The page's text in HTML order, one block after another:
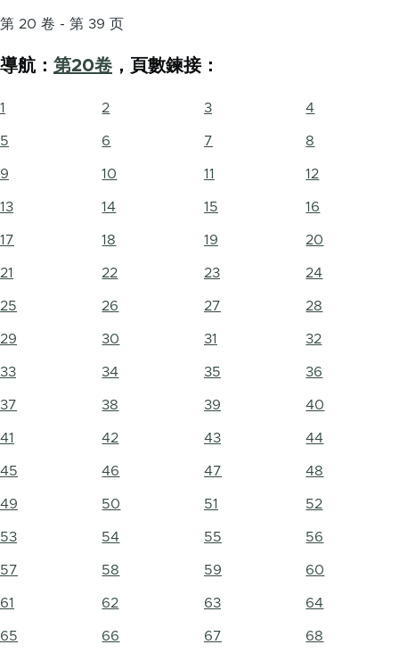
第 20 卷 - 第 39 页
導航： 第20卷 ，頁數鍊接：
1 2 3 4
5 6 7 8
9 10 11 12
13 14 15 16
17 18 19 20
21 22 23 24
25 26 27 28
29 30 31 32
33 34 35 36
37 38 39 40
41 42 43 44
45 46 47 48
49 50 51 52
53 54 55 56
57 58 59 60
61 62 63 64
65 66 67 68